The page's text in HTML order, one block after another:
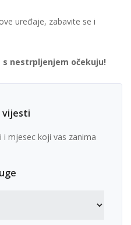
uređaje, zabavite se i
s nestrpljenjem očekuju!
vijesti
mjesec koji vas zanima